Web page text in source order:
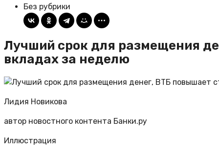
Без рубрики
Лучший срок для размещения
вкладах за неделю
Лидия Новикова
автор новостного контента Банки.ру
Иллюстрация